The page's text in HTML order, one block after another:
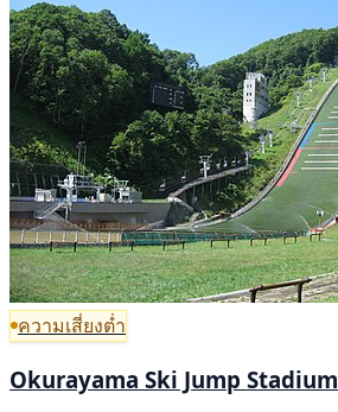
ความเสี่ยงต่ำ
Okurayama Ski Jump Stadium